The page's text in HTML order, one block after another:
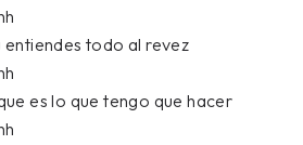
entiendes todo al revez
es lo que tengo que hacer